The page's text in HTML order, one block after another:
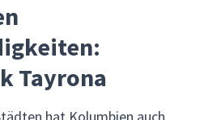
Tayrona